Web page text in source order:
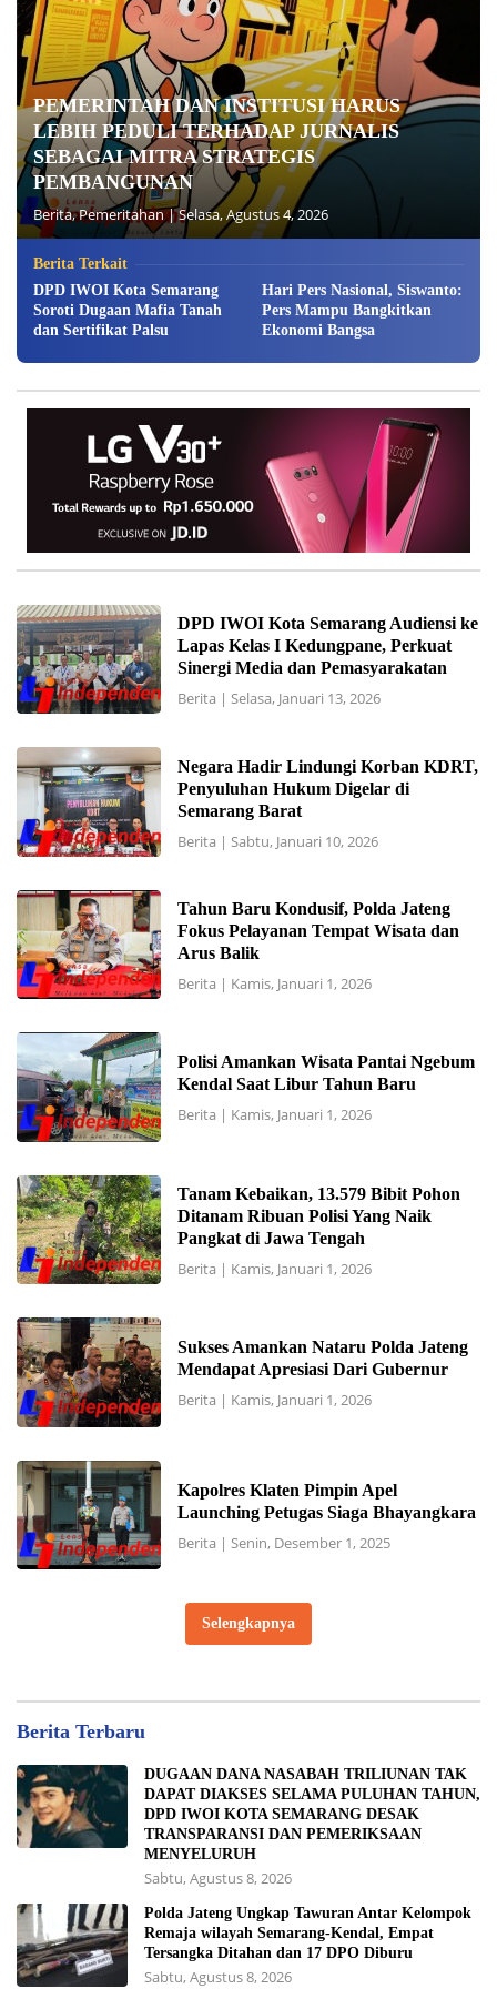
PEMERINTAH DAN INSTITUSI HARUS
LEBIH PEDULI TERHADAP JURNALIS
SEBAGAI MITRA STRATEGIS
PEMBANGUNAN
Berita,Pemeritahan|Selasa, Agustus 4, 2026
Berita Terkait
DPD IWOI Kota Semarang
Soroti Dugaan Mafia Tanah
dan Sertifikat Palsu
Hari Pers Nasional, Siswanto:
Pers Mampu Bangkitkan
Ekonomi Bangsa
DPD IWOI Kota Semarang Audiensi ke
Lapas Kelas I Kedungpane, Perkuat
Sinergi Media dan Pemasyarakatan
Berita | Selasa, Januari 13, 2026
Negara Hadir Lindungi Korban KDRT,
Penyuluhan Hukum Digelar di
Semarang Barat
Berita | Sabtu, Januari 10, 2026
Tahun Baru Kondusif, Polda Jateng
Fokus Pelayanan Tempat Wisata dan
Arus Balik
Berita | Kamis, Januari 1, 2026
Polisi Amankan Wisata Pantai Ngebum
Kendal Saat Libur Tahun Baru
Berita | Kamis, Januari 1, 2026
Tanam Kebaikan, 13.579 Bibit Pohon
Ditanam Ribuan Polisi Yang Naik
Pangkat di Jawa Tengah
Berita | Kamis, Januari 1, 2026
Sukses Amankan Nataru Polda Jateng
Mendapat Apresiasi Dari Gubernur
Berita | Kamis, Januari 1, 2026
Kapolres Klaten Pimpin Apel
Launching Petugas Siaga Bhayangkara
Berita | Senin, Desember 1, 2025
Selengkapnya
Berita Terbaru
DUGAAN DANA NASABAH TRILIUNAN TAK
DAPAT DIAKSES SELAMA PULUHAN TAHUN,
DPD IWOI KOTA SEMARANG DESAK
TRANSPARANSI DAN PEMERIKSAAN
MENYELURUH
Sabtu, Agustus 8, 2026
Polda Jateng Ungkap Tawuran Antar Kelompok
Remaja wilayah Semarang-Kendal, Empat
Tersangka Ditahan dan 17 DPO Diburu
Sabtu, Agustus 8, 2026